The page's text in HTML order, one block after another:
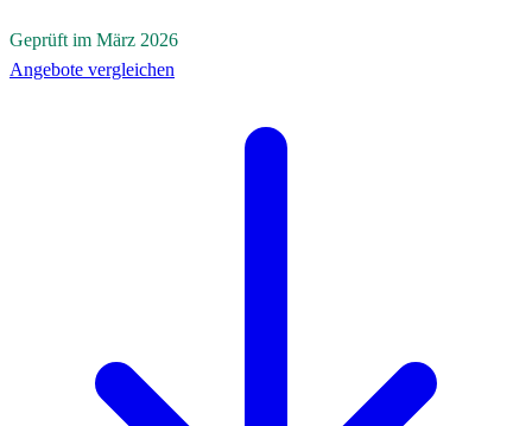
Geprüft im März 2026
Angebote vergleichen